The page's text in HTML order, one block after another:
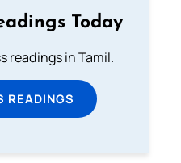
Today
readings in Tamil.
READINGS